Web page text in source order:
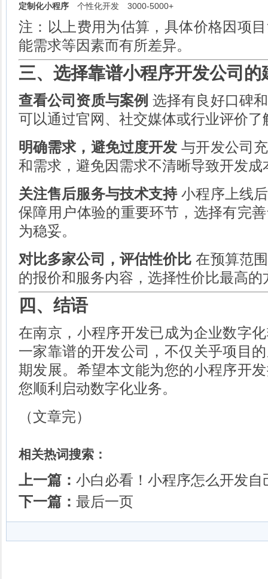
定制化小程序
个性化开发 3000-5000+
注：以上费用为估算，具体价格因项
能需求等因素而有所差异。
三、选择靠谱小程序开发公司的
查看公司资质与案例 选择有良好口碑
可以通过官网、社交媒体或行业评价了
明确需求，避免过度开发 与开发公司
和需求，避免因需求不清晰导致开发成
关注售后服务与技术支持小程序上线
保障用户体验的重要环节，选择有完
为稳妥。
对比多家公司，评估性价比 在预算范
的报价和服务内容，选择性价比最高的
四、结语
在南京，小程序开发已成为企业数字
一家靠谱的开发公司，不仅关乎项目
期发展。希望本文能为您的小程序开
您顺利启动数字化业务。
（文章完）
相关热词搜索：
上一篇： 小白必看！小程序怎么开发自
下一篇： 最后一页